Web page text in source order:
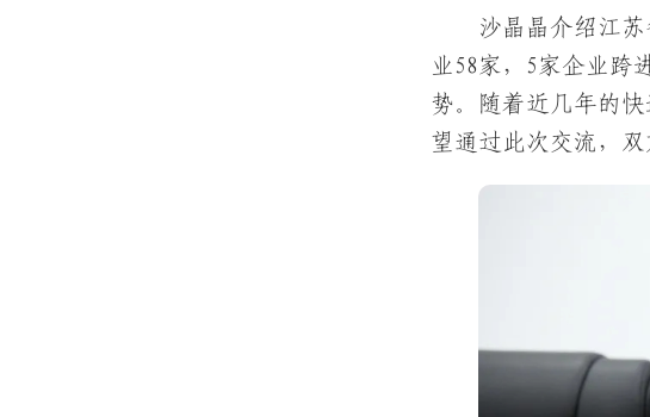
沙晶晶介绍江
业58家，5家企业
势。随着近几年的
望通过此次交流，